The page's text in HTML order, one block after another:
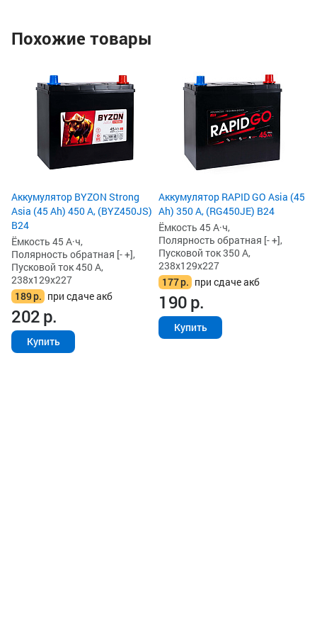
Похожие товары
Аккумулятор BYZON Strong
Asia (45 Ah) 450 А, (BYZ450JS)
B24
Ёмкость 45 А·ч,
Полярность обратная [- +],
Пусковой ток 450 А,
238x129x227
189р. при сдаче акб
202р.
Купить
Аккумулятор RAPID GO Asia (45
Ah) 350 А, (RG450JE) B24
Ёмкость 45 А·ч,
Полярность обратная [- +],
Пусковой ток 350 А,
238x129x227
177р. при сдаче акб
190р.
Купить